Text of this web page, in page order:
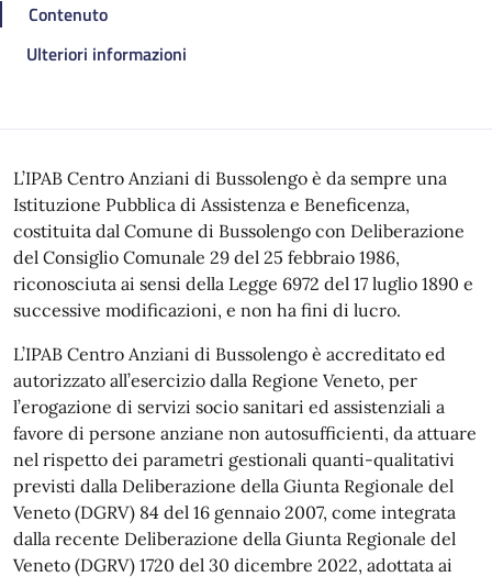
Contenuto
Ulteriori informazioni
L’IPAB Centro Anziani di Bussolengo è da sempre una
Istituzione Pubblica di Assistenza e Beneficenza,
costituita dal Comune di Bussolengo con Deliberazione
del Consiglio Comunale 29 del 25 febbraio 1986,
riconosciuta ai sensi della Legge 6972 del 17 luglio 1890 e
successive modificazioni, e non ha fini di lucro.
L’IPAB Centro Anziani di Bussolengo è accreditato ed
autorizzato all’esercizio dalla Regione Veneto, per
l’erogazione di servizi socio sanitari ed assistenziali a
favore di persone anziane non autosufficienti, da attuare
nel rispetto dei parametri gestionali quanti-qualitativi
previsti dalla Deliberazione della Giunta Regionale del
Veneto (DGRV) 84 del 16 gennaio 2007, come integrata
dalla recente Deliberazione della Giunta Regionale del
Veneto (DGRV) 1720 del 30 dicembre 2022, adottata ai